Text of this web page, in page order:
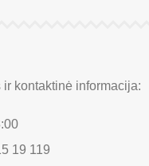
ir kontaktinė informacija:
19 119